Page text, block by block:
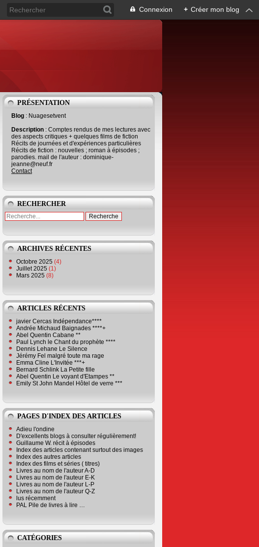
Connexion + Créer mon blog
PRÉSENTATION
Blog : Nuagesetvent
Description : Comptes rendus de mes lectures avec
des aspects critiques + quelques films de fiction
Récits de journées et d'expériences particulières
Récits de fiction : nouvelles ; roman à épisodes ;
parodies. mail de l'auteur : dominique-
jeanne@neuf.fr
Contact
RECHERCHER
ARCHIVES RÉCENTES
Octobre 2025 (4)
Juillet 2025 (1)
Mars 2025 (8)
ARTICLES RÉCENTS
javier Cercas Indépendance****
Andrée Michaud Baignades ****+
Abel Quentin Cabane **
Paul Lynch le Chant du prophète ****
Dennis Lehane Le Silence
Jérémy Fel malgré toute ma rage
Emma Cline L'Invitée ***+
Bernard Schlink La Petite fille
Abel Quentin Le voyant d'Etampes **
Emily St John Mandel Hôtel de verre ***
PAGES D'INDEX DES ARTICLES
Adieu l'ondine
D'excellents blogs à consulter régulièrement!
Guillaume W. récit à épisodes
Index des articles contenant surtout des images
Index des autres articles
Index des films et séries ( titres)
Livres au nom de l'auteur A-D
Livres au nom de l'auteur E-K
Livres au nom de l'auteur L-P
Livres au nom de l'auteur Q-Z
lus récemment
PAL Pile de livres à lire …
CATÉGORIES